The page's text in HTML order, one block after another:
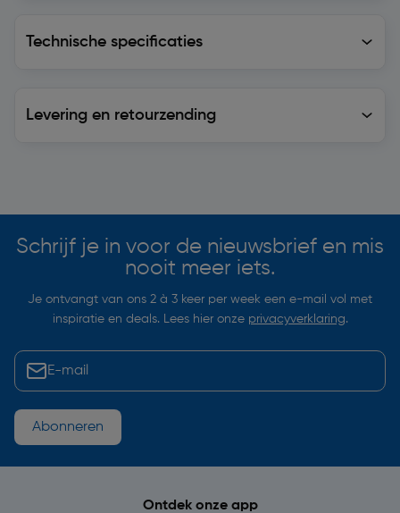
Technische specificaties
Levering en retourzending
Schrijf je in voor de nieuwsbrief en mis
nooit meer iets.
Je ontvangt van ons 2 à 3 keer per week een e-mail vol met
inspiratie en deals. Lees hier onze privacyverklaring.
Abonneren
Ontdek onze app